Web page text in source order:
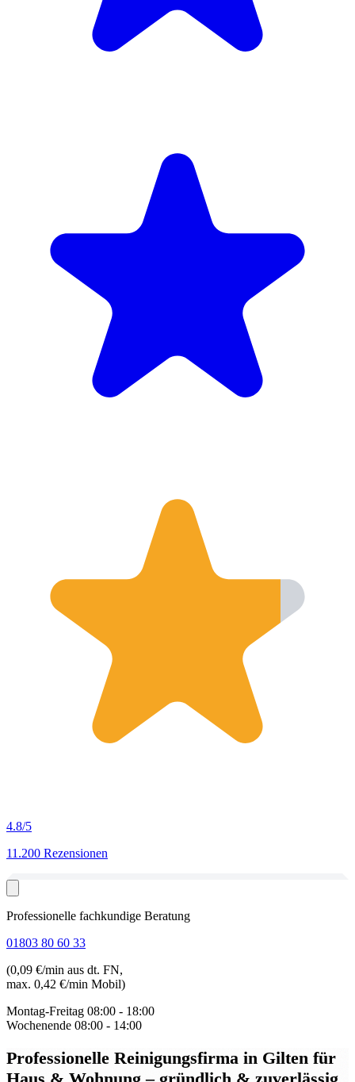
4.8/5
11.200 Rezensionen
Professionelle fachkundige Beratung
01803 80 60 33
(0,09 €/min aus dt. FN,
max. 0,42 €/min Mobil)
Montag-Freitag 08:00 - 18:00
Wochenende 08:00 - 14:00
Professionelle Reinigungsfirma in Gilten für